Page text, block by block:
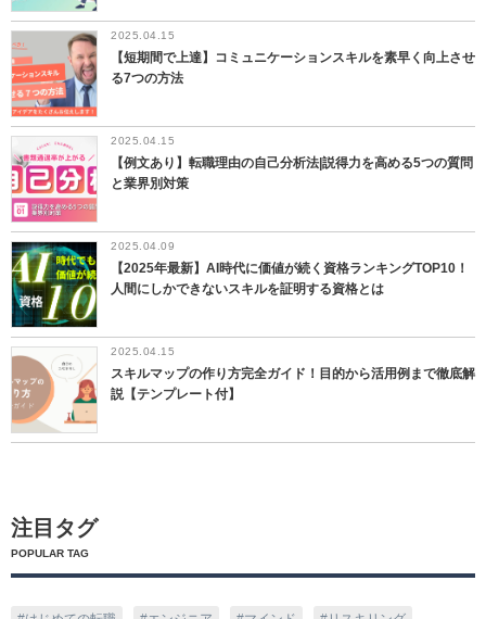
2025.04.15
【短期間で上達】コミュニケーションスキルを素早く向上させ
る7つの方法
2025.04.15
【例文あり】転職理由の自己分析法|説得力を高める5つの質問
と業界別対策
2025.04.09
【2025年最新】AI時代に価値が続く資格ランキングTOP10！
人間にしかできないスキルを証明する資格とは
2025.04.15
スキルマップの作り方完全ガイド！目的から活用例まで徹底解
説【テンプレート付】
注目タグ
POPULAR TAG